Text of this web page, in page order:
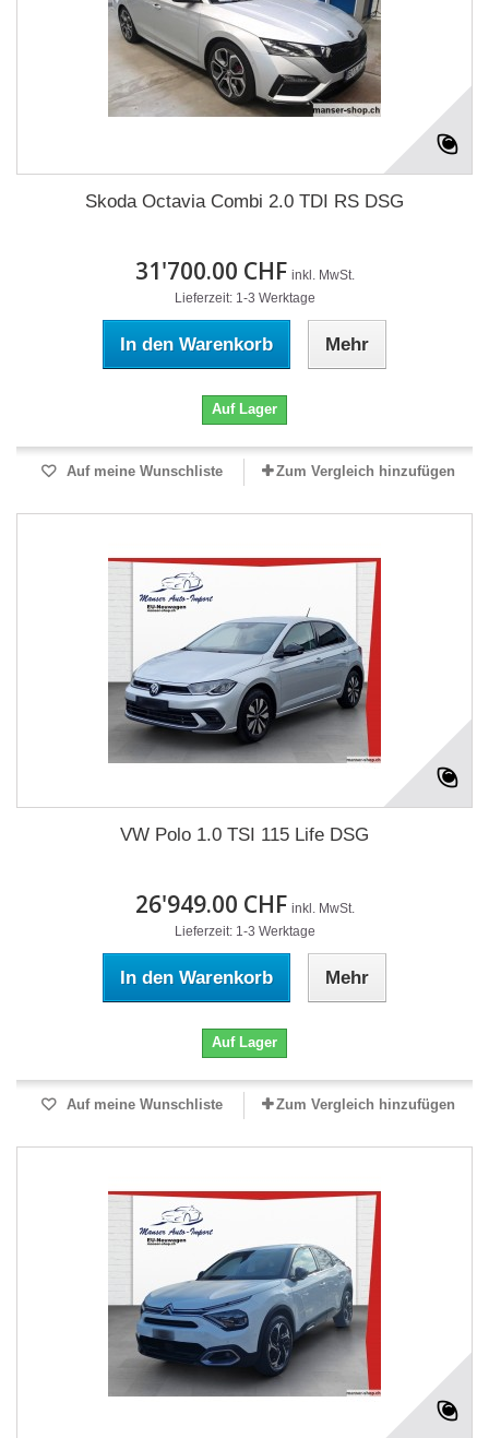
Skoda Octavia Combi 2.0 TDI RS DSG
31'700.00 CHF inkl. MwSt.
Lieferzeit: 1-3 Werktage
In den Warenkorb Mehr
Auf Lager
Auf meine Wunschliste Zum Vergleich hinzufügen
VW Polo 1.0 TSI 115 Life DSG
26'949.00 CHF inkl. MwSt.
Lieferzeit: 1-3 Werktage
In den Warenkorb Mehr
Auf Lager
Auf meine Wunschliste Zum Vergleich hinzufügen